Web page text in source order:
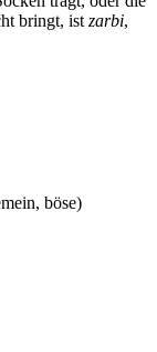
bringt, ist zarbi,
böse)